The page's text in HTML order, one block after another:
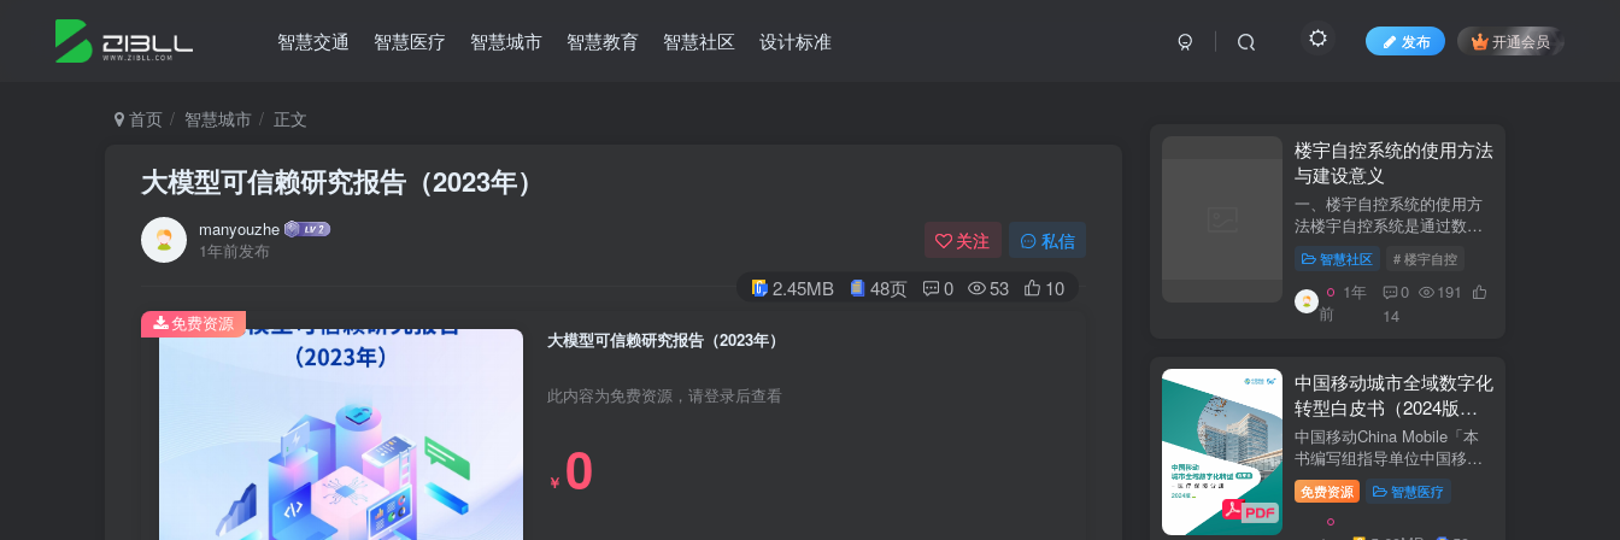
智慧交通 智慧医疗 智慧城市 智慧教育 智慧社区 设计标准 发布 开通会员
首页 智慧城市 正文
大模型可信赖研究报告（2023年）
manyouzhe
1年前发布
关注 私信
2.45MB 48页 0 53 10
大模型可信赖研究报告（2023年）
此内容为免费资源，请登录后查看
￥ 0
免费资源
​​楼宇自控系统的使用方法
与建设意义​
一、楼宇自控系统的使用方
法​​楼宇自控系统是通过数字
化、自动化技术对建筑内机
电设备（如暖通空调、照
明、电梯、给排水等）进行
集中监控、管理和优化运行
智慧社区 # 楼宇自控
1年
前
0
191
14
中国移动城市全域数字化
转型白皮书（2024版）-
医疗保障分册
中国移动China Mobile「本
书编写组指导单位中国移动
集团公司政企事业部编写单
位中移系统集成有限公司主
编李双佶、丁静、杨勇、赵
免费资源 智慧医疗